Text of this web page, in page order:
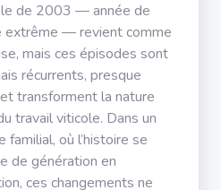
de 2003 — année de
extrême — revient comme
mais ces épisodes sont
récurrents, presque
transforment la nature
travail viticole. Dans un
familial, où l’histoire se
de génération en
ces changements ne